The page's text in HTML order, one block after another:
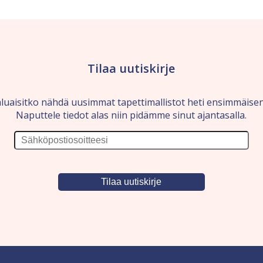
Tilaa uutiskirje
nähdä uusimmat tapettimallistot heti
Naputtele tiedot alas niin pidämme sinut ajantasalla.